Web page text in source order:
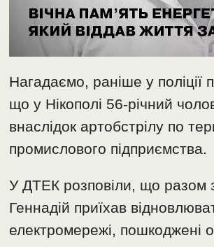
Нагадаємо, раніше у поліції
що у Нікополі 56-річний
внаслідок артобстрілу по
промислового підприємства.
У ДТЕК розповіли, що разом
Геннадій приїхав
електромережі, пошкоджені